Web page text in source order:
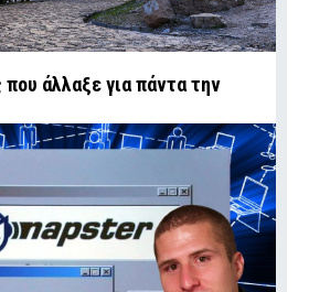
άλλαξε για πάντα την